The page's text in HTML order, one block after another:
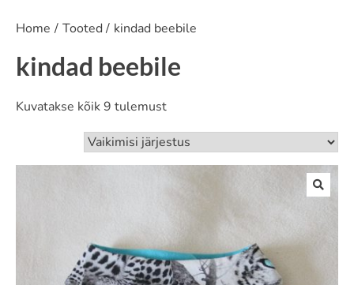
Home Tooted kindad beebile
kindad beebile
Kuvatakse kõik 9 tulemust